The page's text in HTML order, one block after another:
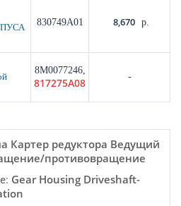
830749A01 8,670 р.
8M0077246,
817275A08 -
Картер редуктора Ведущий
противовращение
Gear Housing Driveshaft-